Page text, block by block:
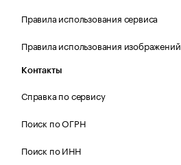
Правила использования сервиса
Правила использования изображений
Контакты
Справка по сервису
Поиск по ОГРН
Поиск по ИНН